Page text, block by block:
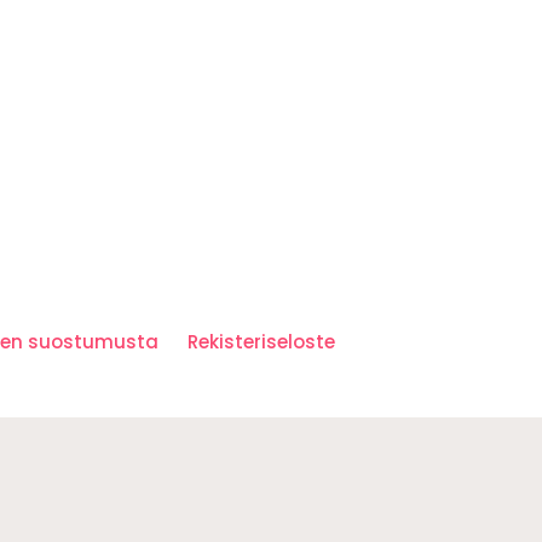
suostumusta Rekisteriseloste